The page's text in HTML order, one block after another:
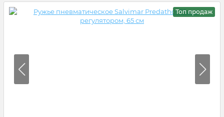
Топ продаж